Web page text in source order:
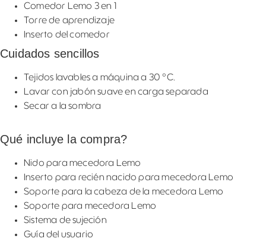
Comedor Lemo 3 en 1
Torre de aprendizaje
Inserto del comedor
Cuidados sencillos
Tejidos lavables a máquina a 30 °C.
Lavar con jabón suave en carga separada
Secar a la sombra
Qué incluye la compra?
Nido para mecedora Lemo
Inserto para recién nacido para mecedora Lemo
Soporte para la cabeza de la mecedora Lemo
Soporte para mecedora Lemo
Sistema de sujeción
Guía del usuario